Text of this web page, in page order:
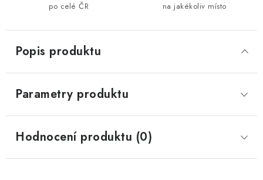
po celé ČR na jakékoliv místo
Popis produktu
Parametry produktu
Hodnocení produktu (0)